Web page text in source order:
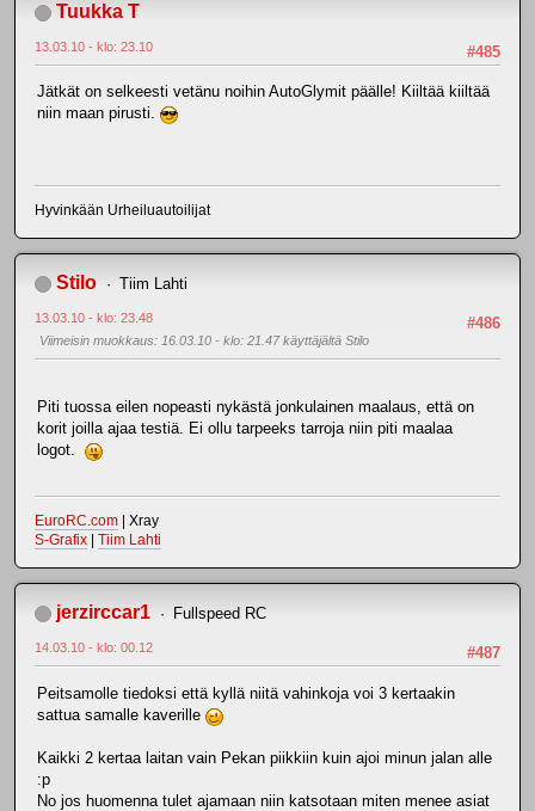
Tuukka T
#485
13.03.10 - klo: 23.10
Jätkät on selkeesti vetänu noihin AutoGlymit päälle! Kiiltää kiiltää
niin maan pirusti.
Hyvinkään Urheiluautoilijat
Stilo Tiim Lahti
#486
13.03.10 - klo: 23.48
Viimeisin muokkaus: 16.03.10 - klo: 21.47 käyttäjältä Stilo
Piti tuossa eilen nopeasti nykästä jonkulainen maalaus, että on
korit joilla ajaa testiä. Ei ollu tarpeeks tarroja niin piti maalaa
logot.
EuroRC.com | Xray
S-Grafix
Tiim Lahti
jerzirccar1 Fullspeed RC
#487
14.03.10 - klo: 00.12
Peitsamolle tiedoksi että kyllä niitä vahinkoja voi 3 kertaakin
sattua samalle kaverille
Kaikki 2 kertaa laitan vain Pekan piikkiin kuin ajoi minun jalan alle
:p
No jos huomenna tulet ajamaan niin katsotaan miten menee asiat